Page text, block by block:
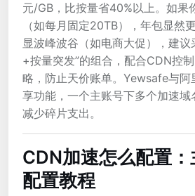
元/GB，比按量省40%以上。如果
（如每月固定20TB），年包显然
显波峰波谷（如电商大促），建议
+按量突发”的组合，配合CDN控
略，防止天价账单。Yewsafe与阿
享功能，一个主账号下多个加速域
减少碎片支出。
CDN加速怎么配置
配置教程